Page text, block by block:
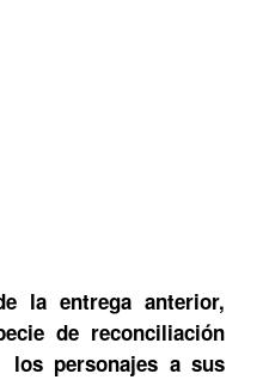
la entrega anterior,
de reconciliación
personajes a sus